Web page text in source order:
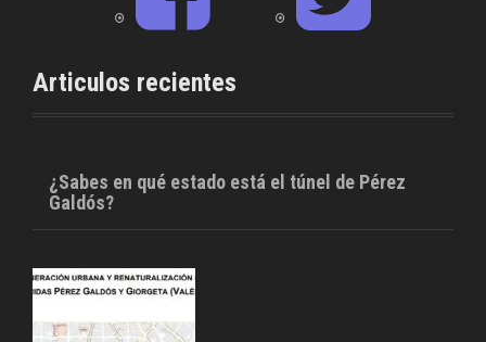
k
Articulos recientes
¿Sabes en qué estado está el túnel de Pérez
Galdós?